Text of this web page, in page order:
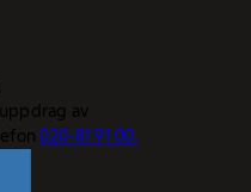
av
020-81 91 00.